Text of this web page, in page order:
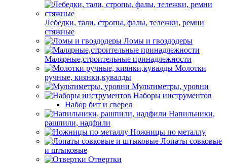
Лебедки, тали, стропы, фалы, тележки, ремни
стяжные
Ломы и гвоздодеры
Малярные,строительные принадлежности
Молотки
ручные, киянки,кувалды
Мультиметры, уровни
Наборы инструментов
Набор бит и сверел
Напильники,
рашпили, надфили
Ножницы по металлу
Лопаты совковые
и штыковые
Отвертки